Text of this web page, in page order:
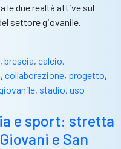
le due realtà attive sul
settore giovanile.
, brescia, calcio,
, collaborazione, progetto,
, stadio, uso
e sport: stretta
e San